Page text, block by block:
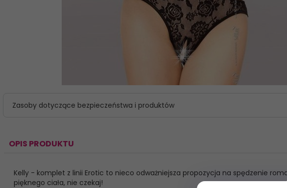
Zasoby dotyczące bezpieczeństwa i produktów
OPIS PRODUKTU
Kelly - komplet z linii Erotic to nieco odważniejsza propozycja na spędzenie
pięknego ciała, nie czekaj!